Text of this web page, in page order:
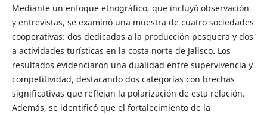
Mediante un enfoque etnográfico, que incluyó observación
y entrevistas, se examinó una muestra de cuatro sociedades
cooperativas: dos dedicadas a la producción pesquera y dos
a actividades turísticas en la costa norte de Jalisco. Los
resultados evidenciaron una dualidad entre supervivencia y
competitividad, destacando dos categorías con brechas
significativas que reflejan la polarización de esta relación.
Además, se identificó que el fortalecimiento de la